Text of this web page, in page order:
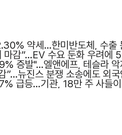
약세…한미반도체, 수출
감”…EV 수요 둔화 우려에
증발"…엘앤에프, 테슬라
”…뉴진스 분쟁 소송에도 외국
급등…기관, 18만 주 사들